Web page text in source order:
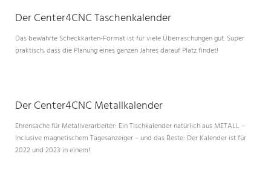
Der Center4CNC Taschenkalender
Das bewährte Scheckkarten-Format ist für viele Überraschungen gut. Super
praktisch, dass die Planung eines ganzen Jahres darauf Platz findet!
Der Center4CNC Metallkalender
Ehrensache für Metallverarbeiter: Ein Tischkalender natürlich aus METALL –
Inclusive magnetischem Tagesanzeiger – und das Beste: Der Kalender ist für
2022 und 2023 in einem!